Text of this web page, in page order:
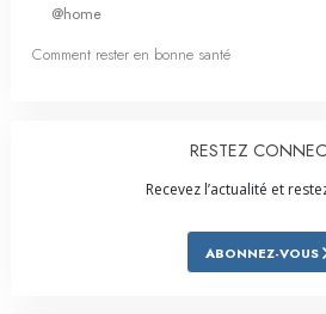
@home
Comment rester en bonne santé
RESTEZ
Recevez l’actualité et
ABONNEZ-VOUS